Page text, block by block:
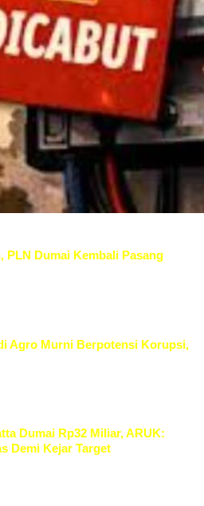
PLN Dumai Kembali Pasang
Agro Murni Berpotensi Korupsi,
Dumai Rp32 Miliar, ARUK:
Demi Kejar Target